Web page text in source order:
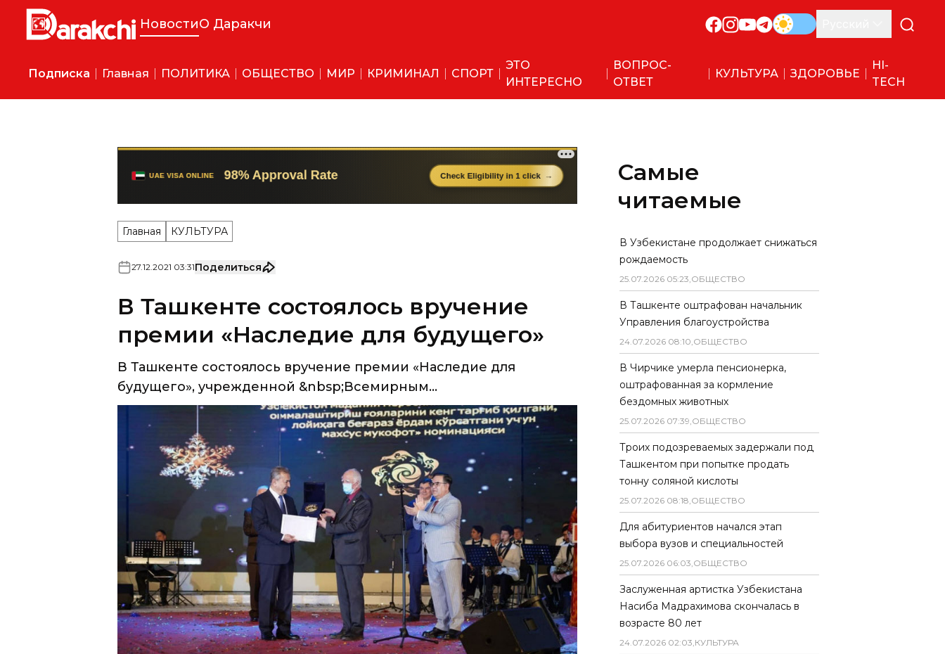
НовостиО Даракчи
Подписка Главная ПОЛИТИКА ОБЩЕСТВО МИР КРИМИНАЛ СПОРТ
ЭТО
ИНТЕРЕСНО
ВОПРОС-
ОТВЕТ
КУЛЬТУРА ЗДОРОВЬЕ
HI-
TECH
Главная КУЛЬТУРА
27 12 2021 03:31Поделиться
В Ташкенте состоялось вручение
премии «Наследие для будущего»
В Ташкенте состоялось вручение премии «Наследие для
будущего», учрежденной &nbsp;Всемирным...
Самые
читаемые
В Узбекистане продолжает снижаться
рождаемость
25.07.2026 05:23,ОБЩЕСТВО
В Ташкенте оштрафован начальник
Управления благоустройства
24.07.2026 08:10,ОБЩЕСТВО
В Чирчике умерла пенсионерка,
оштрафованная за кормление
бездомных животных
25.07.2026 07:39,ОБЩЕСТВО
Троих подозреваемых задержали под
Ташкентом при попытке продать
тонну соляной кислоты
25.07.2026 08:18,ОБЩЕСТВО
Для абитуриентов начался этап
выбора вузов и специальностей
25.07.2026 06:03,ОБЩЕСТВО
Заслуженная артистка Узбекистана
Насиба Мадрахимова скончалась в
возрасте 80 лет
24.07.2026 02:03,КУЛЬТУРА